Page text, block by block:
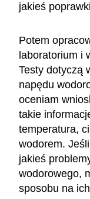
jakieś
Potem
laboratorium i
Testy dotyczą
napędu
oceniam
takie
temperatura,
wodorem.
jakieś
wodorowego,
sposobu na